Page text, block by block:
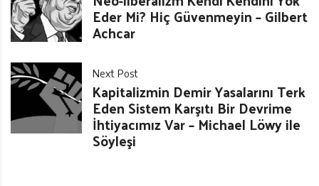
Eder Mi? Hiç Güvenmeyin – Gilbert
Achcar
Next Post
Kapitalizmin Demir Yasalarını Terk
Eden Sistem Karşıtı Bir Devrime
İhtiyacımız Var – Michael Löwy ile
Söyleşi